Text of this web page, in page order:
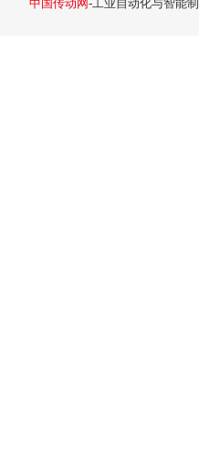
中国传动网-工业自动化与智能